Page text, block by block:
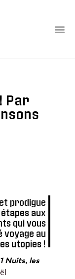
Par
prodigue
aux
qui vous
voyage au
utopies !
Nuits, les